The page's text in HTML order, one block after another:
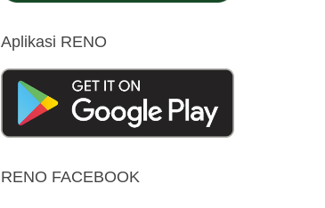
Aplikasi RENO
RENO FACEBOOK